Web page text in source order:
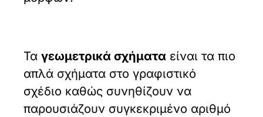
Ταγεωμετρικά σχήματα είναι τα πιο
απλά σχήματα στο γραφιστικό
σχέδιο καθώς συνηθίζουν να
παρουσιάζουν συγκεκριμένο αριθμό